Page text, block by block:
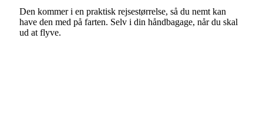
Den kommer i en praktisk rejsestørrelse, så du nemt kan
have den med på farten. Selv i din håndbagage, når du skal
ud at flyve.